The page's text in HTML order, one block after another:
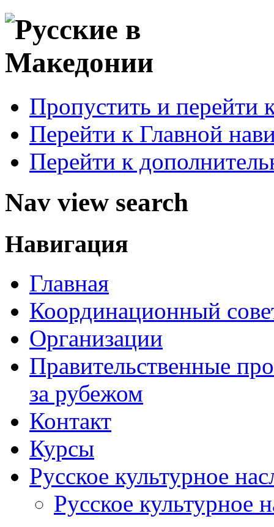
Пропустить и перейти
Перейти к Главной
Перейти к
Nav view search
Навигация
Главная
Координационный
Организации
Правительственные
за рубежом
Контакт
Курсы
Русское культурное
Русское культурное